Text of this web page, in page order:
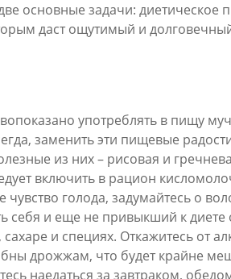
основные задачи: диетическое
даст ощутимый и долговечный
употреблять в пищу
заменить эти пищевые
из них – рисовая и
включить в рацион
голода, задумайтесь о
себя и еще не привыкший к диете
и специях. Откажитесь от
дрожжам, что будет крайне
наедаться за завтраком,